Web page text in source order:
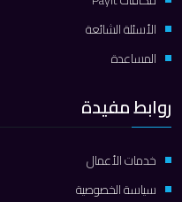
الأسئلة الشائعة
المساعدة
روابط مفيدة
خدمات الأعمال
سياسة الخصوصية